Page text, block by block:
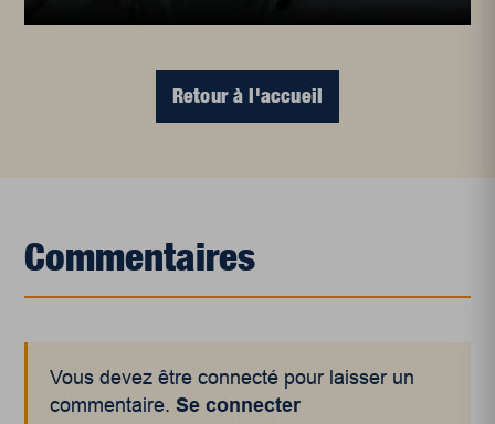
Retour à l'accueil
Commentaires
Vous devez être connecté pour laisser un
commentaire.Se connecter